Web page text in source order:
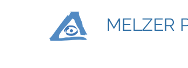
MELZER